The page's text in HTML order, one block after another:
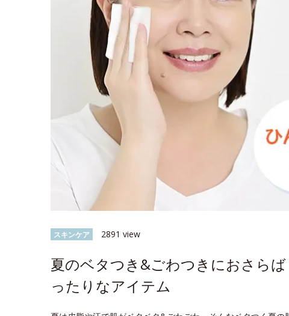
スキンケア 2891 view
夏のベタつき&ごわつきにおさら
ったりなアイテム